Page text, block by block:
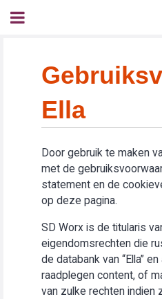
Ella
Door gebruik te maken
met de
statement en de
op deze pagina.
SD Worx is de titularis
eigendomsrechten die
de databank van “Ella”
raadplegen content, of
van zulke rechten indien